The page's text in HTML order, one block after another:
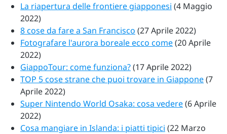
La riapertura delle frontiere giapponesi (4 Maggio
2022)
8 cose da fare a San Francisco (27 Aprile 2022)
Fotografare l'aurora boreale ecco come(20 Aprile
2022)
GiappoTour: come funziona?(17 Aprile 2022)
TOP 5 cose strane che puoi trovare in Giappone(7
Aprile 2022)
Super Nintendo World Osaka: cosa vedere(6 Aprile
2022)
Cosa mangiare in Islanda: i piatti tipici (22 Marzo